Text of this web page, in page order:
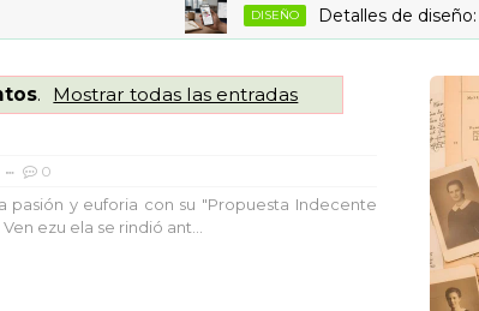
DISEÑO Detalles de diseño: la
. Mostrar todas las entradas
0
pasión y euforia con su "Propuesta Indecente
ezu ela se rindió ant...